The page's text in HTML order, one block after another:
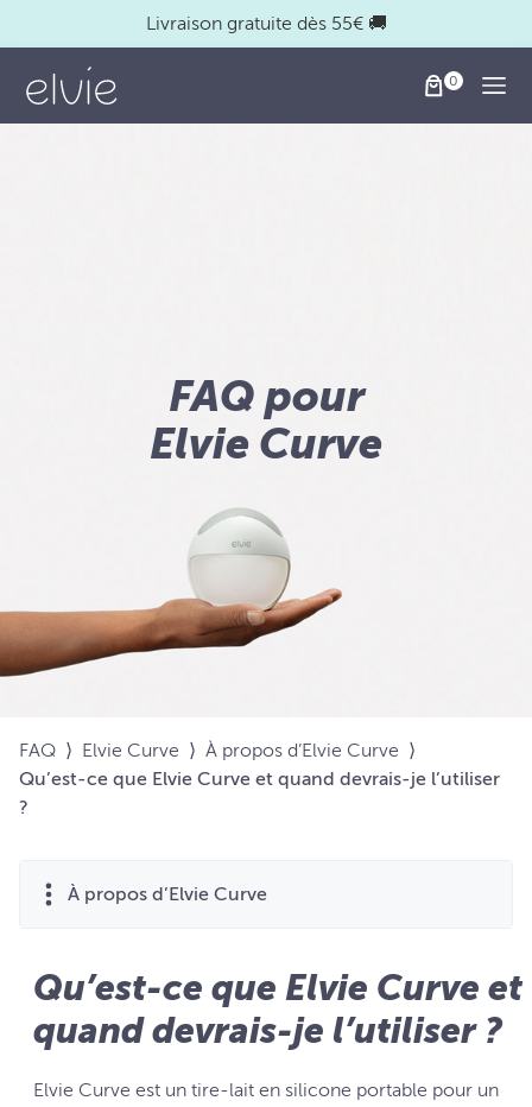
Livraison gratuite dès 55€ 🚚
FAQ pour
Elvie Curve
FAQ ⟩ Elvie Curve ⟩ À propos d’Elvie Curve ⟩
Qu’est-ce que Elvie Curve et quand devrais-je l’utiliser
?
À propos d’Elvie Curve
Qu’est-ce que Elvie Curve et
quand devrais-je l’utiliser ?
Elvie Curve est un tire-lait en silicone portable pour un